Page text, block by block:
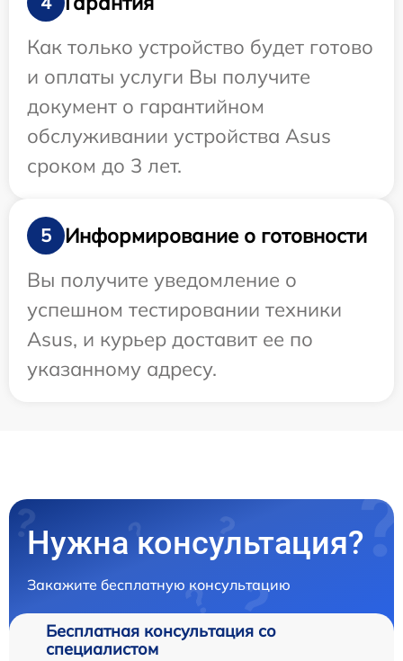
Как только устройство будет готово
и оплаты услуги Вы получите
документ о гарантийном
обслуживании устройства Asus
сроком до 3 лет.
5
Информирование о готовности
Вы получите уведомление о
успешном тестировании техники
Asus, и курьер доставит ее по
указанному адресу.
Нужна консультация?
Закажите бесплатную консультацию
Бесплатная консультация со
специалистом